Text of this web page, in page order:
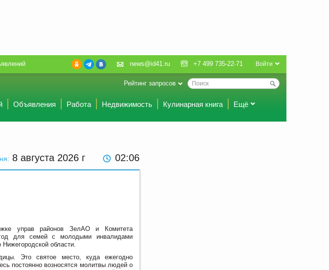
Войти
news@id41.ru +7 499 735-22-71
Рейтинг запросов
Объявления Работа Недвижимость Кулинарная книга Ещё
8 августа 2026 г 02 06
управ районов ЗелАО и Комитета
для семей с молодыми инвалидами
области.
Это святое место, куда ежегодно
постоянно возносятся молитвы людей о